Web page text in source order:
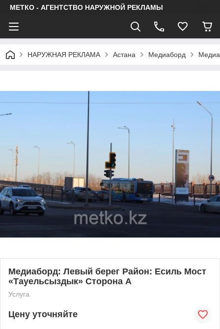
МЕТКО - АГЕНТСТВО НАРУЖНОЙ РЕКЛАМЫ
НАРУЖНАЯ РЕКЛАМА Астана Медиаборд
Медиаборд: Левый берег Район: Есиль Мост
«Тауельсыздык» Сторона А
Услуга
Цену уточняйте